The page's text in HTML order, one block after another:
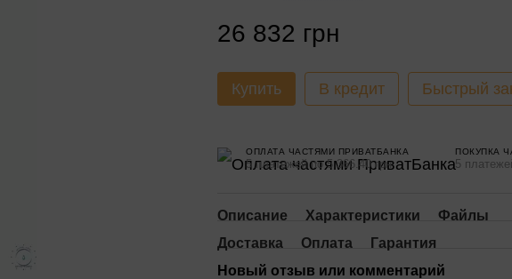
26 832 грн
Купить В кредит Быстрый
ОПЛАТА ЧАСТЯМИ ПРИВАТБАНКА
5 платежей по 5 366.40 грн
ПОКУПКА
5
Описание Характеристики
Файлы
Доставка
Оплата
Гарантия
Новый отзыв или комментарий